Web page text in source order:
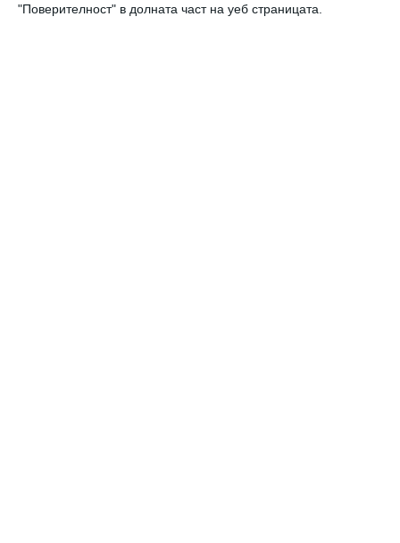
"Поверителност" в долната част на уеб страницата.
трябвало да гледат комедийни и